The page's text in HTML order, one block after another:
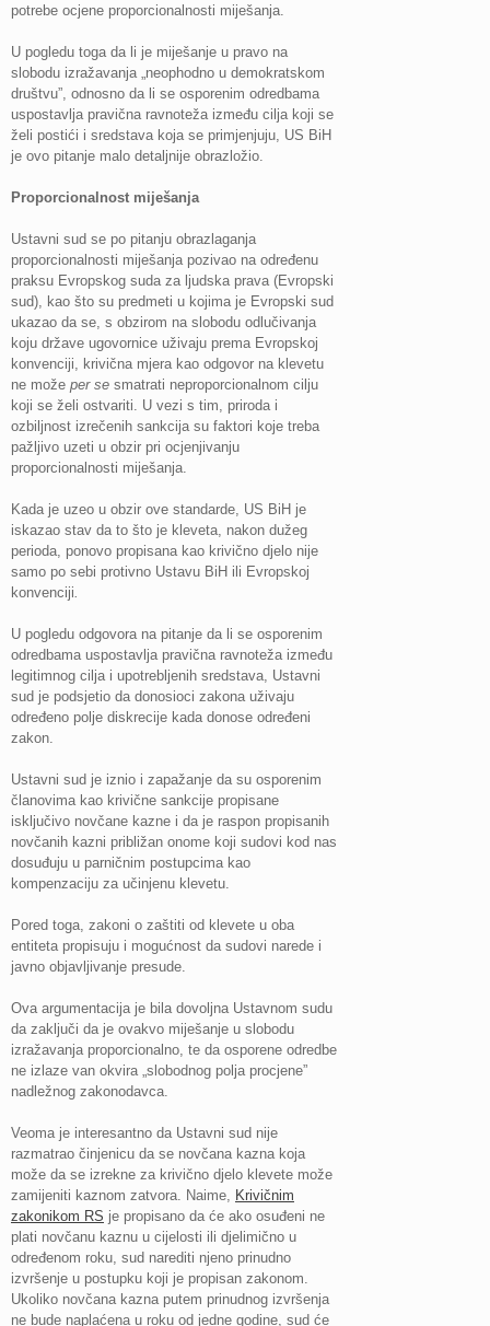
potrebe ocjene proporcionalnosti miješanja.
U pogledu toga da li je miješanje u pravo na
slobodu izražavanja „neophodno u demokratskom
društvu”, odnosno da li se osporenim odredbama
uspostavlja pravična ravnoteža između cilja koji se
želi postići i sredstava koja se primjenjuju, US BiH
je ovo pitanje malo detaljnije obrazložio.
Proporcionalnost miješanja
Ustavni sud se po pitanju obrazlaganja
proporcionalnosti miješanja pozivao na određenu
praksu Evropskog suda za ljudska prava (Evropski
sud), kao što su predmeti u kojima je Evropski sud
ukazao da se, s obzirom na slobodu odlučivanja
koju države ugovornice uživaju prema Evropskoj
konvenciji, krivična mjera kao odgovor na klevetu
ne može per se smatrati neproporcionalnom cilju
koji se želi ostvariti. U vezi s tim, priroda i
ozbiljnost izrečenih sankcija su faktori koje treba
pažljivo uzeti u obzir pri ocjenjivanju
proporcionalnosti miješanja.
Kada je uzeo u obzir ove standarde, US BiH je
iskazao stav da to što je kleveta, nakon dužeg
perioda, ponovo propisana kao krivično djelo nije
samo po sebi protivno Ustavu BiH ili Evropskoj
konvenciji
U pogledu odgovora na pitanje da li se osporenim
odredbama uspostavlja pravična ravnoteža između
legitimnog cilja i upotrebljenih sredstava, Ustavni
sud je podsjetio da donosioci zakona uživaju
određeno polje diskrecije kada donose određeni
zakon.
Ustavni sud je iznio i zapažanje da su osporenim
članovima kao krivične sankcije propisane
isključivo novčane kazne i da je raspon propisanih
novčanih kazni približan onome koji sudovi kod nas
dosuđuju u parničnim postupcima kao
kompenzaciju za učinjenu klevetu.
Pored toga, zakoni o zaštiti od klevete u oba
entiteta propisuju i mogućnost da sudovi narede i
javno objavljivanje presude.
Ova argumentacija je bila dovoljna Ustavnom sudu
da zaključi da je ovakvo miješanje u slobodu
izražavanja proporcionalno, te da osporene odredbe
ne izlaze van okvira „slobodnog polja procjene”
nadležnog zakonodavca.
Veoma je interesantno da Ustavni sud nije
razmatrao činjenicu da se novčana kazna koja
može da se izrekne za krivično djelo klevete može
zamijeniti kaznom zatvora. Naime,
Krivičnim
zakonikom RS je propisano da će ako osuđeni ne
plati novčanu kaznu u cijelosti ili djelimično u
određenom roku, sud narediti njeno prinudno
izvršenje u postupku koji je propisan zakonom.
Ukoliko novčana kazna putem prinudnog izvršenja
ne bude naplaćena u roku od jedne godine, sud će